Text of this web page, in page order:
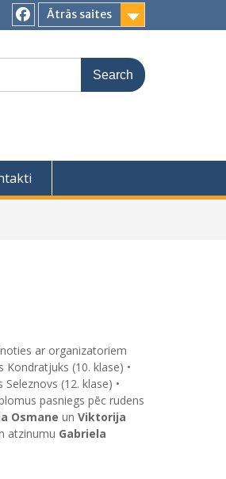
Ātrās saites
Facebook
ar organizatoriem
(10. klase) •
(12. klase) •
pasniegs pēc rudens
Osmane un Viktorija
atzinumu Gabriela